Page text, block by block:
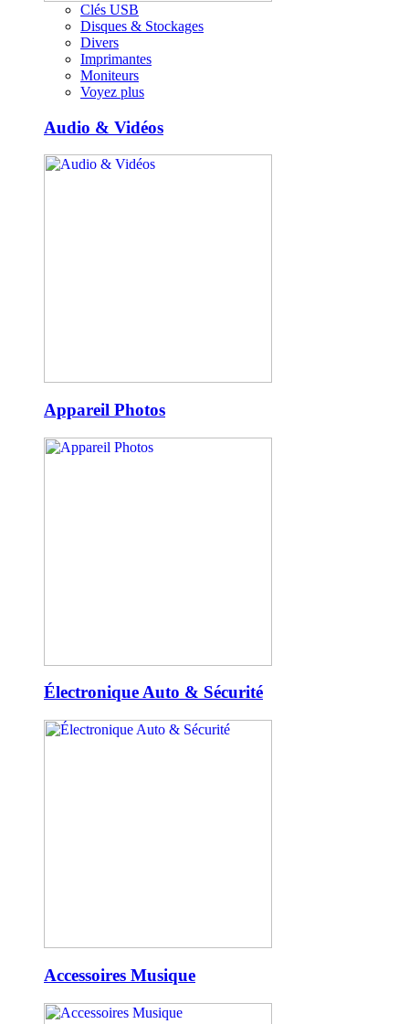
Clés USB
Disques & Stockages
Divers
Imprimantes
Moniteurs
Voyez plus
Audio & Vidéos
Appareil Photos
Électronique Auto & Sécurité
Accessoires Musique